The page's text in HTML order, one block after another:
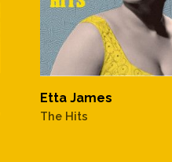
Etta James
The Hits